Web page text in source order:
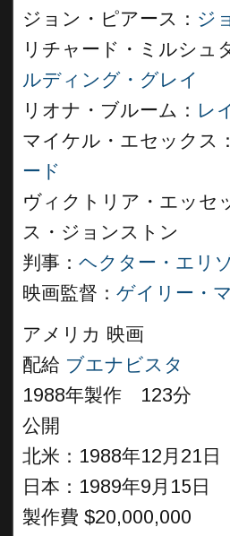
ジョン・ピアース： ジ
リチャード・ミルシュ
ルディング・グレイ
リオナ・ブルーム： レ
マイケル・エセックス：
ード
ヴィクトリア・エッセ
ス・ジョンストン
判事： ヘクター・エリ
映画監督： ゲイリー・
アメリカ 映画
配給 ブエナビスタ
1988年製作 123分
公開
北米：1988年12月21日
日本：1989年9月15日
製作費 $20,000,000